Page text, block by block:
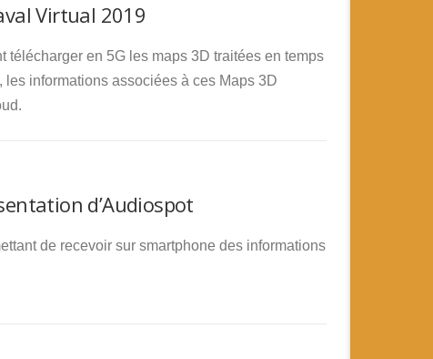
Virtual 2019
en 5G les maps 3D traitées en temps
les informations associées à ces Maps 3D
d’Audiospot
de recevoir sur smartphone des informations